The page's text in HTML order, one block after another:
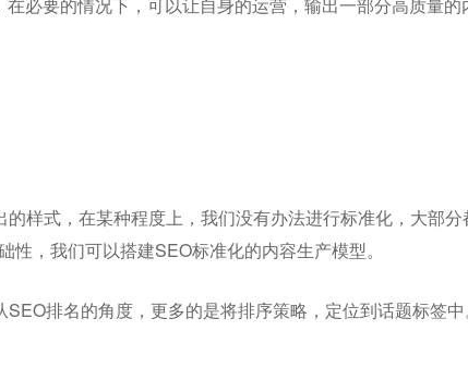
样式，在某种程度上，我们没有办法进行标准化，大部分
，我们可以搭建SEO标准化的内容生产模型。
排名的角度，更多的是将排序策略，定位到话题标签中